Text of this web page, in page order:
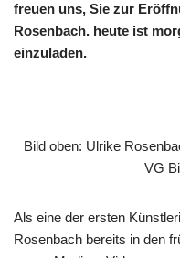
freuen uns, Sie zur
Rosenbach. heute ist
einzuladen.
Bild oben: Ulrike
VG
Als eine der ersten
Rosenbach bereits in den